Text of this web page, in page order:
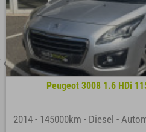
Peugeot 3008 1.6 HDi
2014 - 145000km - Diesel -